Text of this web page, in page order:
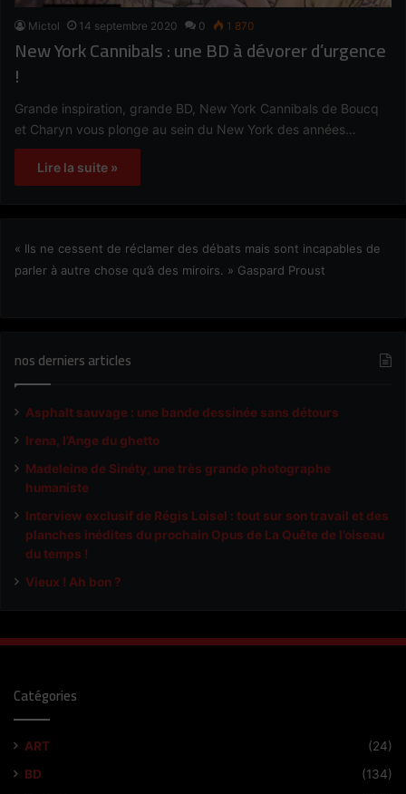
Mictol 14 septembre 2020 0 1 870
New York Cannibals : une BD à dévorer d’urgence
!
Grande inspiration, grande BD, New York Cannibals de Boucq
et Charyn vous plonge au sein du New York des années…
Lire la suite »
« Ils ne cessent de réclamer des débats mais sont incapables de
parler à autre chose qu’à des miroirs. » Gaspard Proust
nos derniers articles
Asphalt sauvage : une bande dessinée sans détours
Irena, l’Ange du ghetto
Madeleine de Sinéty, une très grande photographe
humaniste
Interview exclusif de Régis Loisel : tout sur son travail et des
planches inédites du prochain Opus de La Quête de l’oiseau
du temps !
Vieux ! Ah bon ?
Catégories
ART
(24)
BD
(134)